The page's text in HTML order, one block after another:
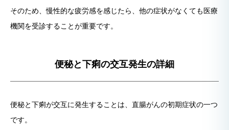
そのため、慢性的な疲労感を感じたら、他の症状がなくても医療
機関を受診することが重要です。
便秘と下痢の交互発生の詳細
便秘と下痢が交互に発生することは、直腸がんの初期症状の一つ
です。